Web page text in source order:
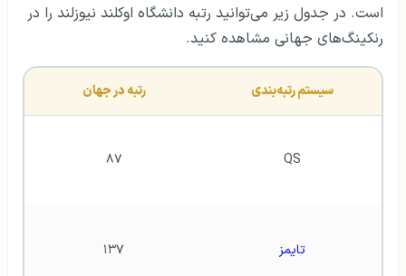
است. در جدول زیر می‌توانید رتبه دانشگاه اوکلند نیوزلند را در
رنکینگ‌های جهانی مشاهده کنید.
سيستم رتبه‌بندی رتبه در جهان
QS ۸۷
تايمز ۱۳۷